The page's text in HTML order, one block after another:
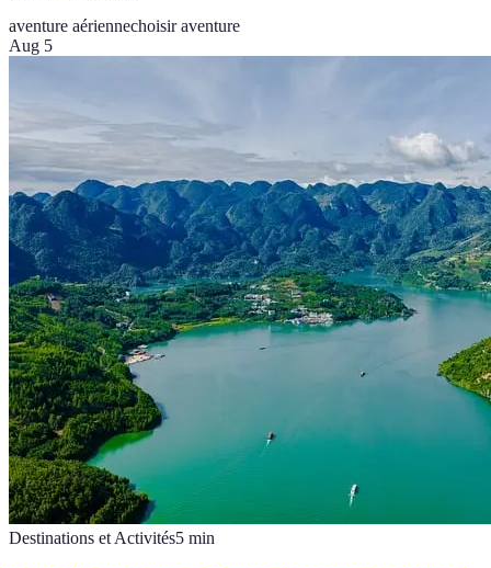
aventure aériennechoisir aventure
Aug 5
Destinations et Activités5 min